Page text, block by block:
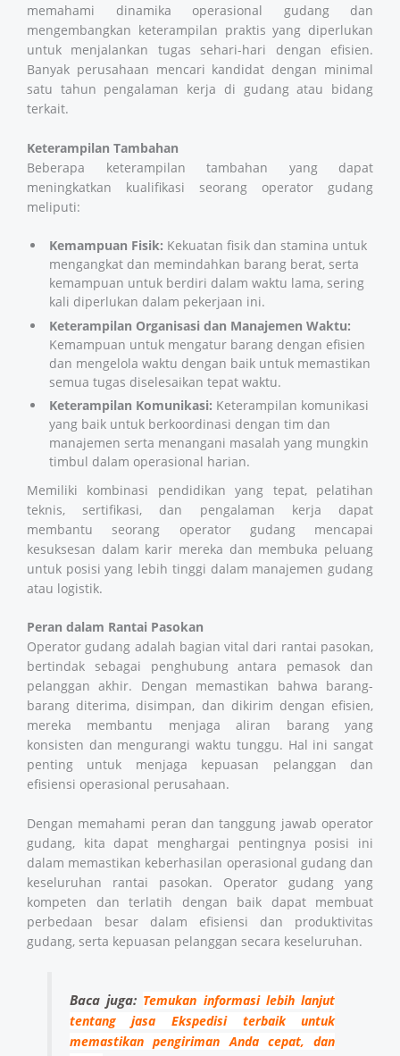
memahami dinamika operasional gudang dan
mengembangkan keterampilan praktis yang diperlukan
untuk menjalankan tugas sehari-hari dengan efisien.
Banyak perusahaan mencari kandidat dengan minimal
satu tahun pengalaman kerja di gudang atau bidang
terkait.
Keterampilan Tambahan
Beberapa keterampilan tambahan yang dapat
meningkatkan kualifikasi seorang operator gudang
meliputi:
Kemampuan Fisik: Kekuatan fisik dan stamina untuk
mengangkat dan memindahkan barang berat, serta
kemampuan untuk berdiri dalam waktu lama, sering
kali diperlukan dalam pekerjaan ini.
Keterampilan Organisasi dan Manajemen Waktu:
Kemampuan untuk mengatur barang dengan efisien
dan mengelola waktu dengan baik untuk memastikan
semua tugas diselesaikan tepat waktu.
Keterampilan Komunikasi: Keterampilan komunikasi
yang baik untuk berkoordinasi dengan tim dan
manajemen serta menangani masalah yang mungkin
timbul dalam operasional harian.
Memiliki kombinasi pendidikan yang tepat, pelatihan
teknis, sertifikasi, dan pengalaman kerja dapat
membantu seorang operator gudang mencapai
kesuksesan dalam karir mereka dan membuka peluang
untuk posisi yang lebih tinggi dalam manajemen gudang
atau logistik.
Peran dalam Rantai Pasokan
Operator gudang adalah bagian vital dari rantai pasokan,
bertindak sebagai penghubung antara pemasok dan
pelanggan akhir. Dengan memastikan bahwa barang-
barang diterima, disimpan, dan dikirim dengan efisien,
mereka membantu menjaga aliran barang yang
konsisten dan mengurangi waktu tunggu. Hal ini sangat
penting untuk menjaga kepuasan pelanggan dan
efisiensi operasional perusahaan.
Dengan memahami peran dan tanggung jawab operator
gudang, kita dapat menghargai pentingnya posisi ini
dalam memastikan keberhasilan operasional gudang dan
keseluruhan rantai pasokan. Operator gudang yang
kompeten dan terlatih dengan baik dapat membuat
perbedaan besar dalam efisiensi dan produktivitas
gudang, serta kepuasan pelanggan secara keseluruhan.
Baca juga: Temukan informasi lebih lanjut
tentangjasa Ekspedisi terbaikuntuk
memastikan pengiriman Anda cepat, dan